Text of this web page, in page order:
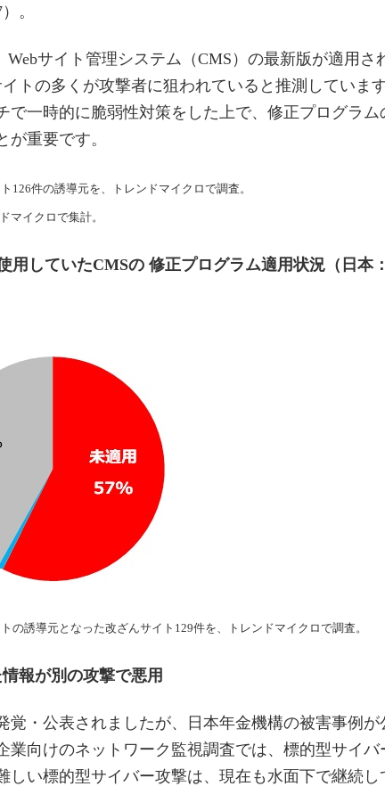
。
サイト管理システム（CMS）の最新版が適用さ
トの多くが攻撃者に狙われていると推測していま
一時的に脆弱性対策をした上で、修正プログラ
重要です。
件の誘導元を、トレンドマイクロで調査。
マイクロで集計。
していたCMSの 修正プログラム適用状況（日本：
誘導元となった改ざんサイト129件を、トレンドマイクロで調査。
報が別の攻撃で悪用
・公表されましたが、日本年金機構の被害事例が
向けのネットワーク監視調査では、標的型サイバ
い標的型サイバー攻撃は、現在も水面下で継続し